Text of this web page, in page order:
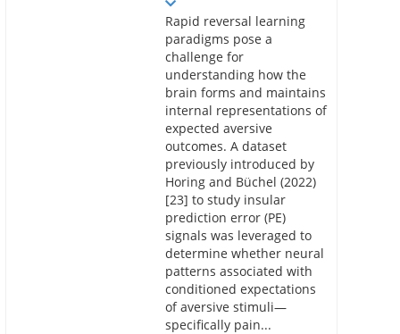
Rapid reversal learning
paradigms pose a
challenge for
understanding how the
brain forms and maintains
internal representations of
expected aversive
outcomes. A dataset
previously introduced by
Horing and Büchel (2022)
[23] to study insular
prediction error (PE)
signals was leveraged to
determine whether neural
patterns associated with
conditioned expectations
of aversive stimuli—
specifically pain...